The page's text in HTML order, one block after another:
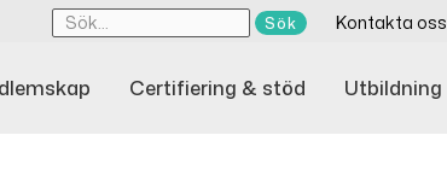
Kontakta oss
Certifiering & stöd Utbildning